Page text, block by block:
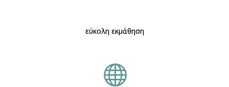
εύκολη εκμάθηση
